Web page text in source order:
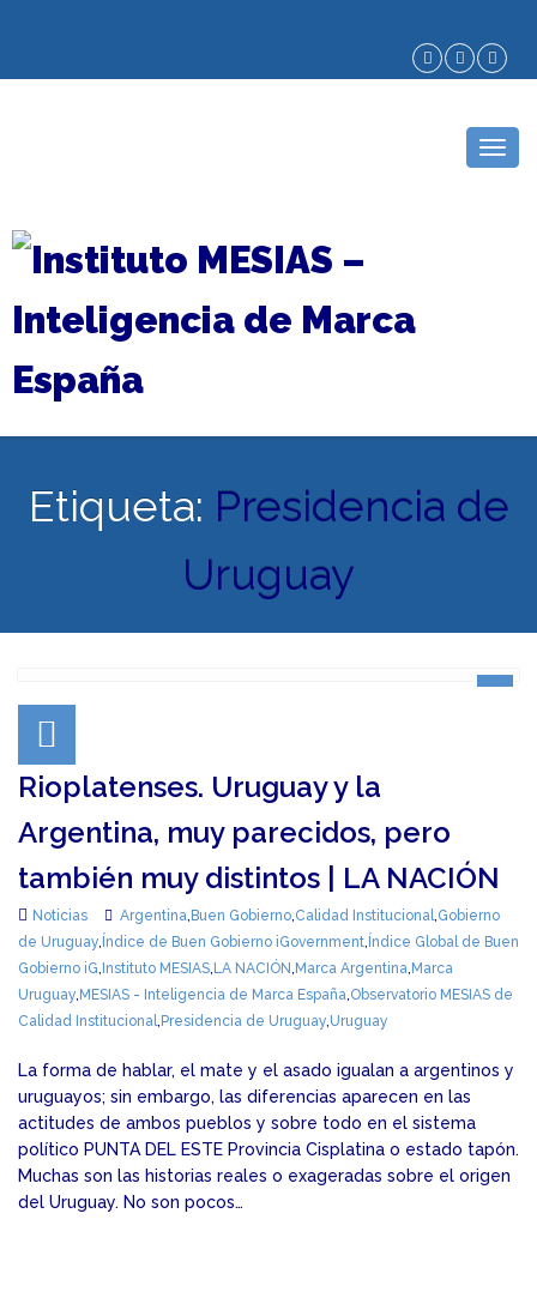
Etiqueta: Presidencia de
Uruguay
Rioplatenses. Uruguay y la
Argentina, muy parecidos, pero
también muy distintos | LA NACIÓN
Noticias Argentina, Buen Gobierno,Calidad Institucional,Gobierno
de Uruguay, Índice de Buen Gobierno iGovernment, Índice Global de Buen
Gobierno iG, Instituto MESIAS, LA NACIÓN, Marca Argentina, Marca
Uruguay, MESIAS - Inteligencia de Marca España,Observatorio MESIAS de
Calidad Institucional, Presidencia de Uruguay,Uruguay
La forma de hablar, el mate y el asado igualan a argentinos y
uruguayos; sin embargo, las diferencias aparecen en las
actitudes de ambos pueblos y sobre todo en el sistema
político PUNTA DEL ESTE Provincia Cisplatina o estado tapón.
Muchas son las historias reales o exageradas sobre el origen
del Uruguay. No son pocos…